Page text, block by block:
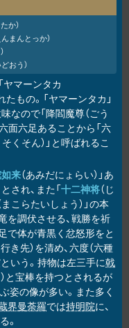
か）
んまんとっか）
おう）
ヤマーンタカ
たもの。「ヤマーンタカ」
なので「降閻魔尊（ごう
面六足あることから「六
そくそん）」と呼ばれるこ
来（あみだにょらい）」あ
され、また「十二神将（じ
まこらたいしょう）」の本
を調伏させる、戦勝を祈
で体が青黒く忿怒形をと
き先）を清め、六度（六種
いう。持物は左三手に戟
と宝棒を持つとされるが
姿の像が多い。また多く
界曼荼羅では持明院に、
。